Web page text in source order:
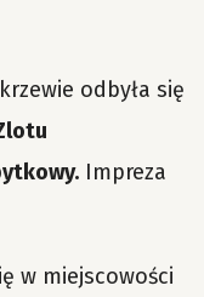
odbyła się
Impreza
w miejscowości